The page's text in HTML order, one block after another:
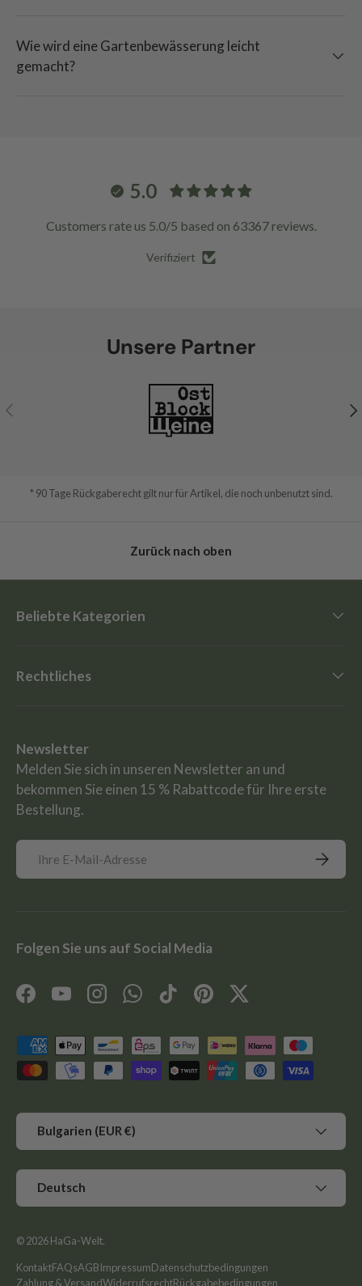
Wie wird eine Gartenbewässerung leicht
gemacht?
5.0
Customers rate us 5.0/5 based on 63367 reviews.
Verifiziert
Unsere Partner
Vorherige
* 90 Tage Rückgaberecht gilt nur für Artikel, die noch unbenutzt sind.
Zurück nach oben
Beliebte Kategorien
Rechtliches
Newsletter
Melden Sie sich in unseren Newsletter an und
bekommen Sie einen 15 % Rabattcode für Ihre erste
Bestellung.
Folgen Sie uns auf Social Media
FacebookYouTubeInstagramWhatsApp
TikTokPinterestTwitter
Zahlungsmethoden
Land/Region
Bulgarien (EUR €)
Sprache
Deutsch
© 2026HaGa-Welt.
KontaktFAQsAGBImpressumDatenschutzbedingungen
Zahlung & VersandWiderrufsrechtRückgabebedingungen